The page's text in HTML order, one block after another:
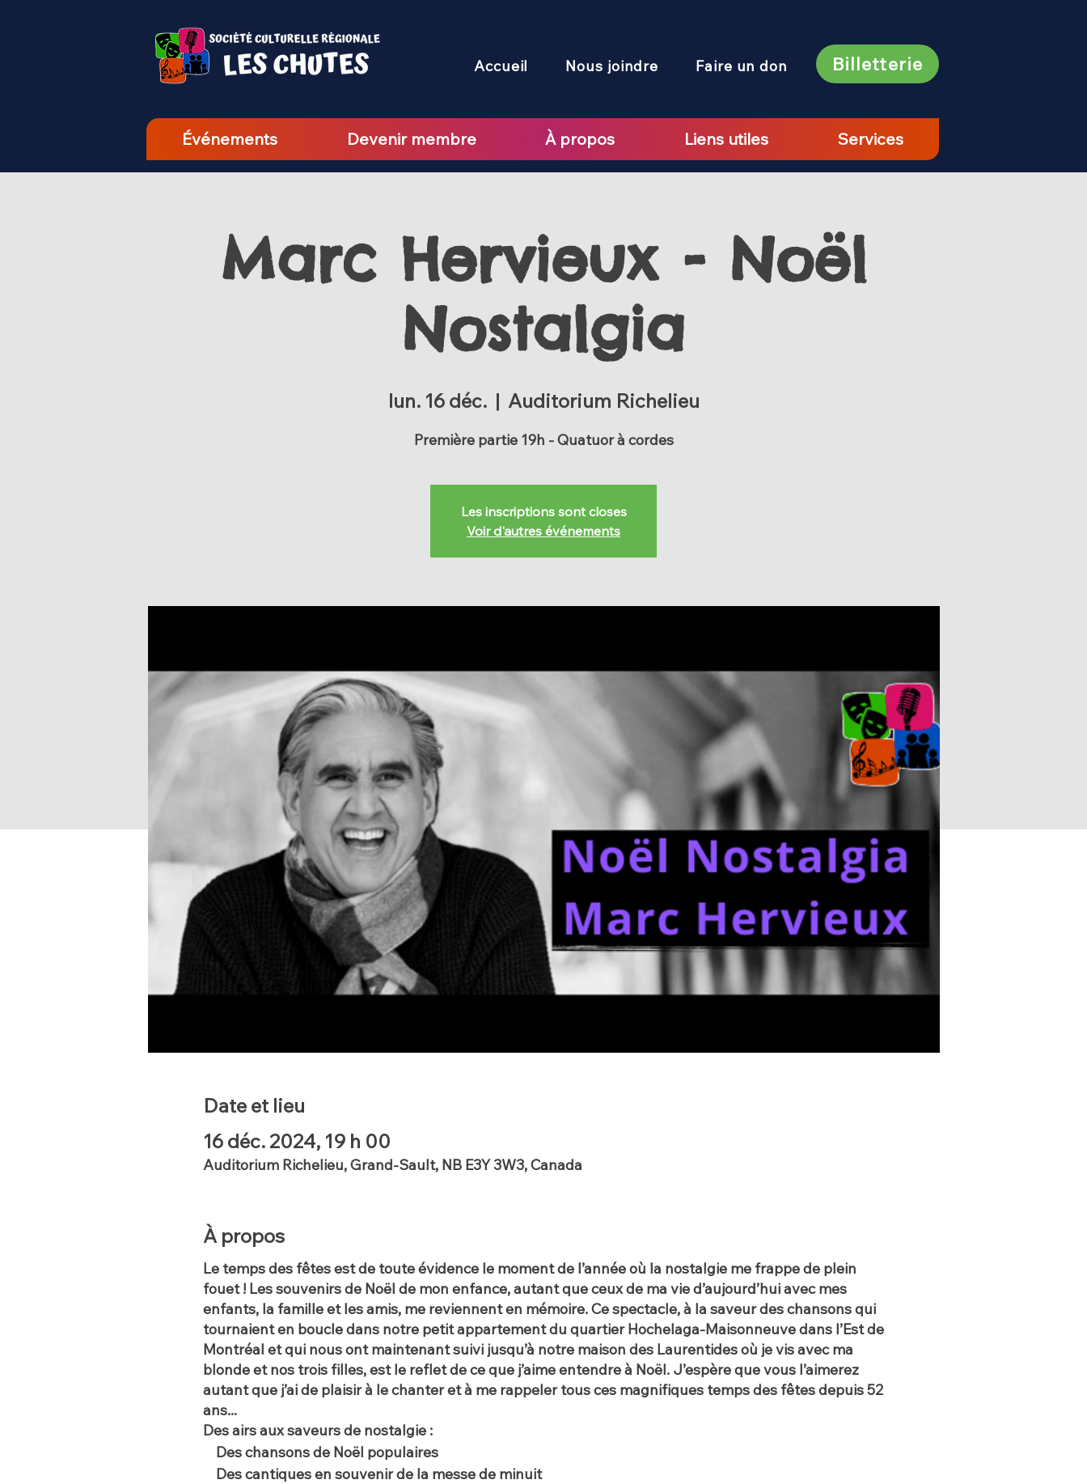
Accueil Nous joindre Faire un don Billetterie
Événements Devenir membre À propos Liens utiles Services
Marc Hervieux - Noël
Nostalgia
lun. 16 déc.
  |
Auditorium Richelieu
Première partie 19h - Quatuor à cordes
Les inscriptions sont closes
Voir d'autres événements
Date et lieu
16 déc. 2024, 19 h 00
Auditorium Richelieu, Grand-Sault, NB E3Y 3W3, Canada
À propos
Le temps des fêtes est de toute évidence le moment de l’année où la nostalgie me frappe de plein
fouet ! Les souvenirs de Noël de mon enfance, autant que ceux de ma vie d’aujourd’hui avec mes
enfants, la famille et les amis, me reviennent en mémoire. Ce spectacle, à la saveur des chansons qui
tournaient en boucle dans notre petit appartement du quartier Hochelaga-Maisonneuve dans l’Est de
Montréal et qui nous ont maintenant suivi jusqu’à notre maison des Laurentides où je vis avec ma
blonde et nos trois filles, est le reflet de ce que j’aime entendre à Noël. J’espère que vous l’aimerez
autant que j’ai de plaisir à le chanter et à me rappeler tous ces magnifiques temps des fêtes depuis 52
ans...
Des airs aux saveurs de nostalgie :
Des chansons de Noël populaires
Des cantiques en souvenir de la messe de minuit